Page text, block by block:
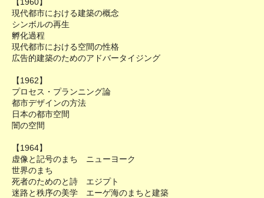
現代都市における建築の概念
シンボルの再生
孵化過程
現代都市における空間の性格
広告的建築のためのアドバータイジング
【1962】
プロセス・プランニング論
都市デザインの方法
日本の都市空間
闇の空間
【1964】
虚像と記号のまち ニューヨーク
世界のまち
死者のためのと詩 エジプト
迷路と秩序の美学 エーゲ海のまちと建築